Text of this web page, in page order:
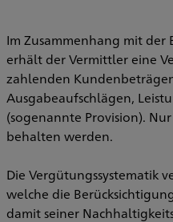
Im Zusammenhang mit
erhält der Vermittler eine
zahlenden
Ausgabeaufschlägen,
(sogenannte Provision).
behalten werden.
Die Vergütungssystematik
welche die
damit seiner